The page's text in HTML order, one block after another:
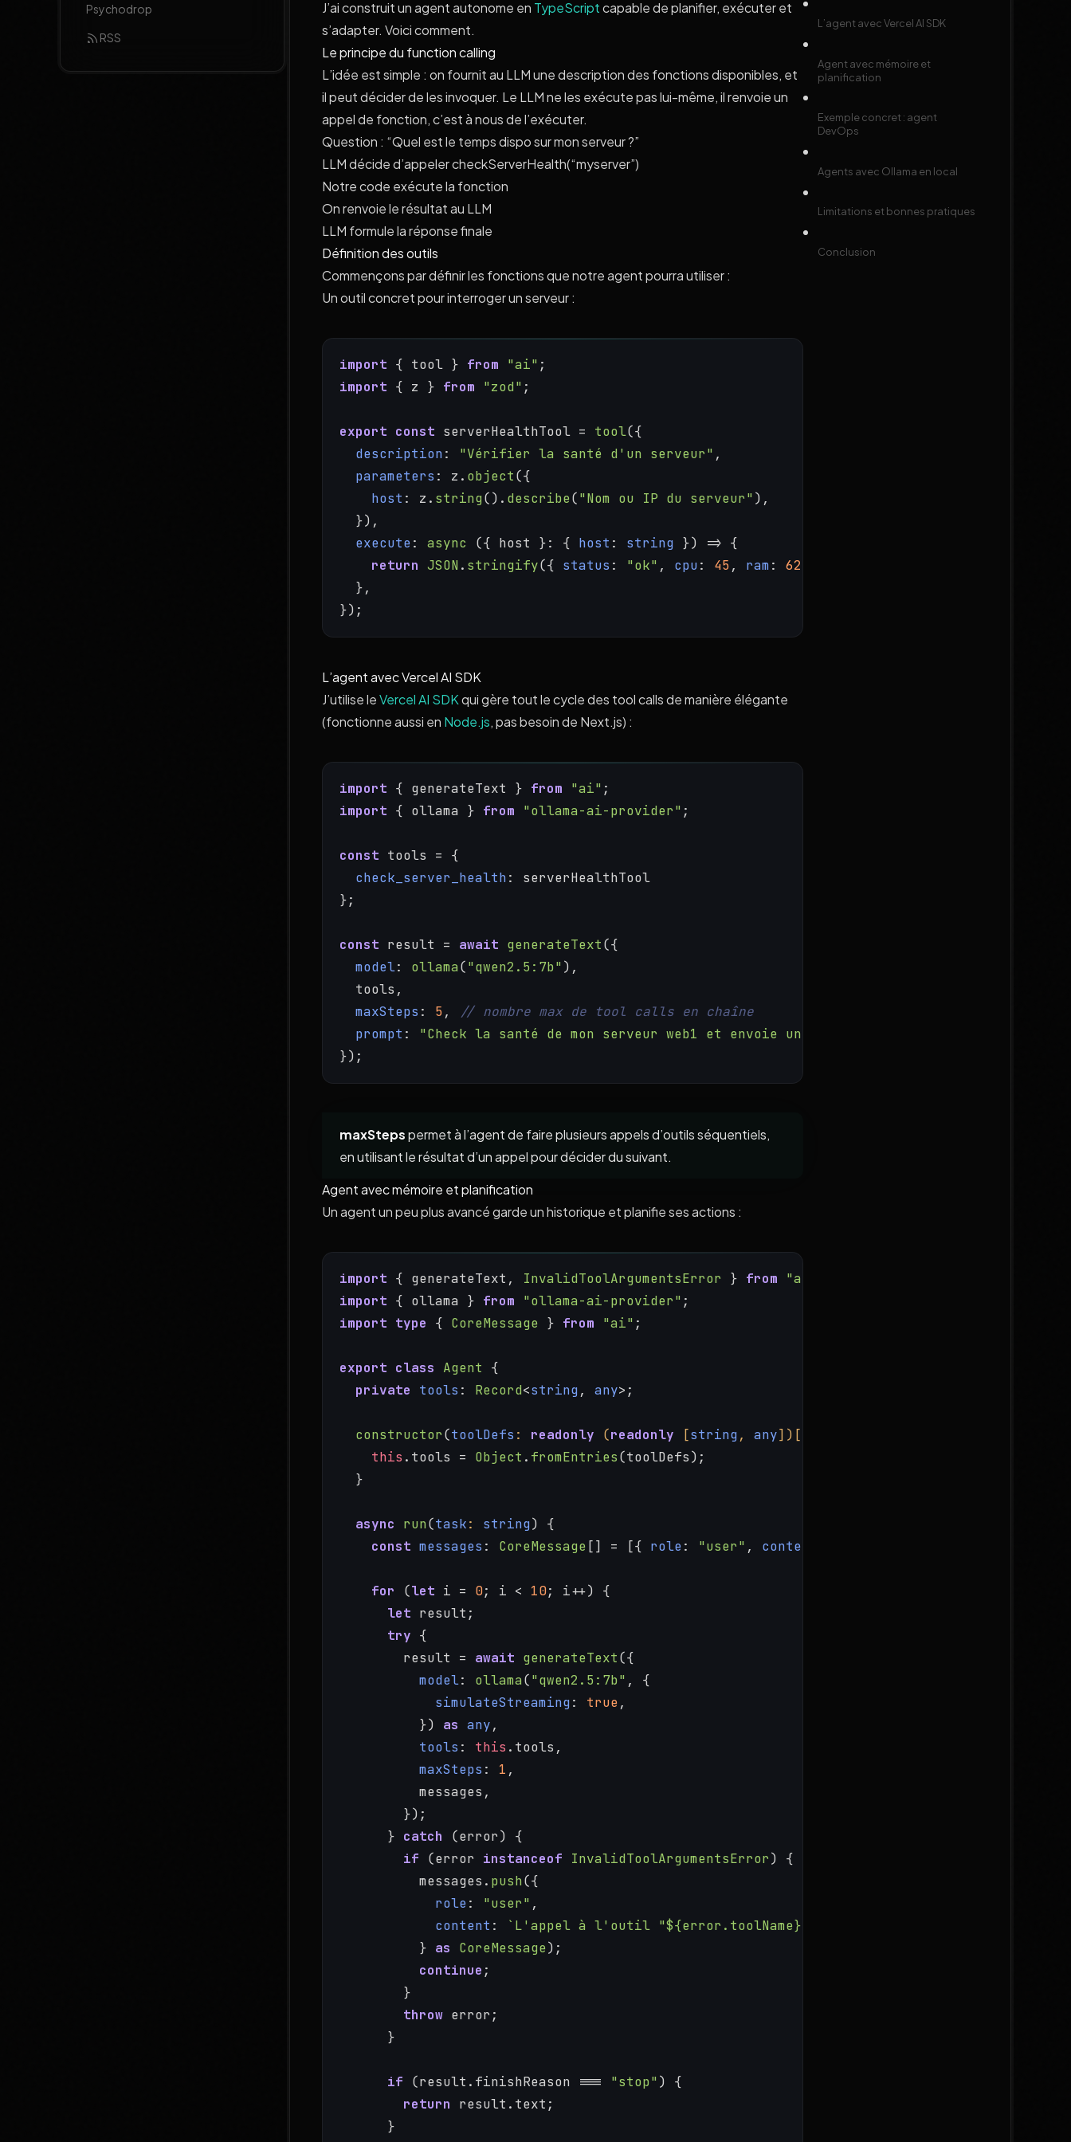
Psychodrop
RSS
J’ai construit un agent autonome en TypeScriptcapable de planifier, exécuter et
s’adapter. Voici comment.
Le principe du function calling
L’idée est simple : on fournit au LLM une description des fonctions disponibles, et
il peut décider de les invoquer. Le LLM ne les exécute pas lui-même, il renvoie un
appel de fonction, c’est à nous de l’exécuter.
Question : “Quel est le temps dispo sur mon serveur ?”
LLM décide d’appeler checkServerHealth(“myserver”)
Notre code exécute la fonction
On renvoie le résultat au LLM
LLM formule la réponse finale
Définition des outils
Commençons par définir les fonctions que notre agent pourra utiliser :
Un outil concret pour interroger un serveur :
import { tool } from "ai" ;
import { z } from "zod" ;
export const serverHealthTool = tool({
description: "Vérifier la santé d'un serveur" ,
parameters : z. object({
host : z. string(). describe("Nom ou IP du serveur" ),
  }),
execute: async ({ host }: { host : string }) => {
return JSON . stringify({ status : "ok" , cpu: 45, ram: 62
  },
});
L’agent avec Vercel AI SDK
J’utilise leVercel AI SDKqui gère tout le cycle des tool calls de manière élégante
(fonctionne aussi en Node.js, pas besoin de Next.js) :
import { generateText } from "ai" ;
import { ollama } from "ollama-ai-provider" ;
const tools = {
check_server_health: serverHealthTool
};
const result = await generateText({
model: ollama("qwen2.5:7b" ),
  tools,
maxSteps : 5,
// nombre max de tool calls en chaîne
prompt : "Check la santé de mon serveur web1 et envoie une alerte Slack si CPU > 80"
});
maxStepspermet à l’agent de faire plusieurs appels d’outils séquentiels,
en utilisant le résultat d’un appel pour décider du suivant.
Agent avec mémoire et planification
Un agent un peu plus avancé garde un historique et planifie ses actions :
import { generateText, InvalidToolArgumentsError } from "ai"
import { ollama } from "ollama-ai-provider" ;
import type { CoreMessage } from "ai" ;
export class Agent {
private
tools : Record<string, any>;
constructor(toolDefs : readonly (readonly [string, any])[]
this . tools = Object . fromEntries(toolDefs);
  }
async run(task: string) {
const messages : CoreMessage [] = [{ role: "user" , content
for (let i = 0; i < 10; i++) {
let result;
try {
        result =
await generateText({
model: ollama("qwen2.5:7b" , {
simulateStreaming: true,
          })
as any,
tools : this . tools ,
maxSteps : 1 ,
          messages,
        });
      }
catch (error) {
if (error instanceof InvalidToolArgumentsError) {
          messages.
push({
role: "user" ,
content : `L'appel à l'outil "${error.toolName}
          }
as CoreMessage);
continue ;
        }
throw error;
      }
if (result. finishReason === "stop" ) {
return result. text ;
      }
L’agent avec Vercel AI SDK
Agent avec mémoire et
planification
Exemple concret : agent
DevOps
Agents avec Ollama en local
Limitations et bonnes pratiques
Conclusion